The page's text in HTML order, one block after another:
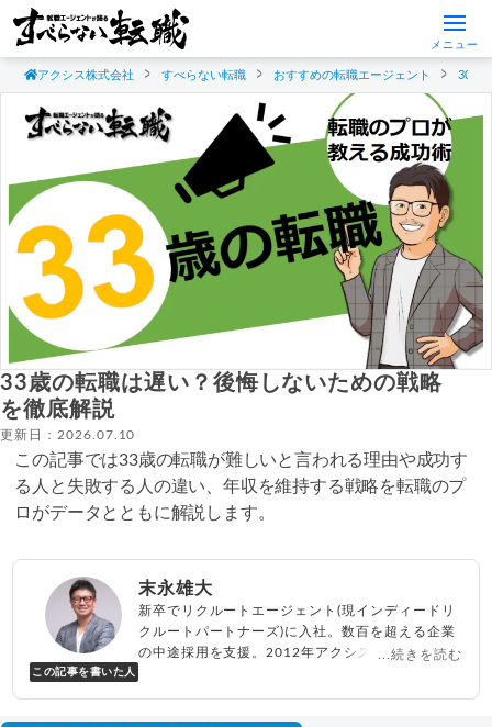
メニュー
アクシス株式会社 すべらない転職 おすすめの転職エージェント 30代
33歳の転職は遅い？後悔しないための戦略
を徹底解説
更新日：2026.07.10
この記事では33歳の転職が難しいと言われる理由や成功す
る人と失敗する人の違い、年収を維持する戦略を転職のプ
ロがデータとともに解説します。
この記事を書いた人
末永雄大
新卒でリクルートエージェント(現インディードリ
クルートパートナーズ)に入社。数百を超える企業
の中途採用を支援。2012年アクシス(株)設立、代
...続きを読む